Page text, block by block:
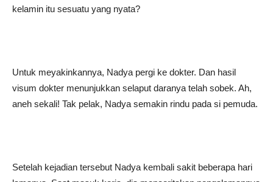
kelamin itu sesuatu yang nyata?
Untuk meyakinkannya, Nadya pergi ke dokter. Dan hasil
visum dokter menunjukkan selaput daranya telah sobek. Ah,
aneh sekali! Tak pelak, Nadya semakin rindu pada si pemuda.
Setelah kejadian tersebut Nadya kembali sakit beberapa hari